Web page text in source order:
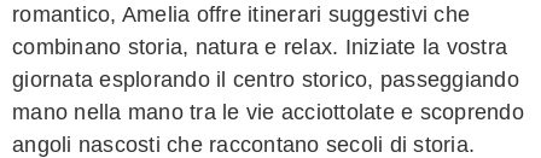
romantico, Amelia offre itinerari suggestivi che
combinano storia, natura e relax. Iniziate la vostra
giornata esplorando il centro storico, passeggiando
mano nella mano tra le vie acciottolate e scoprendo
angoli nascosti che raccontano secoli di storia.